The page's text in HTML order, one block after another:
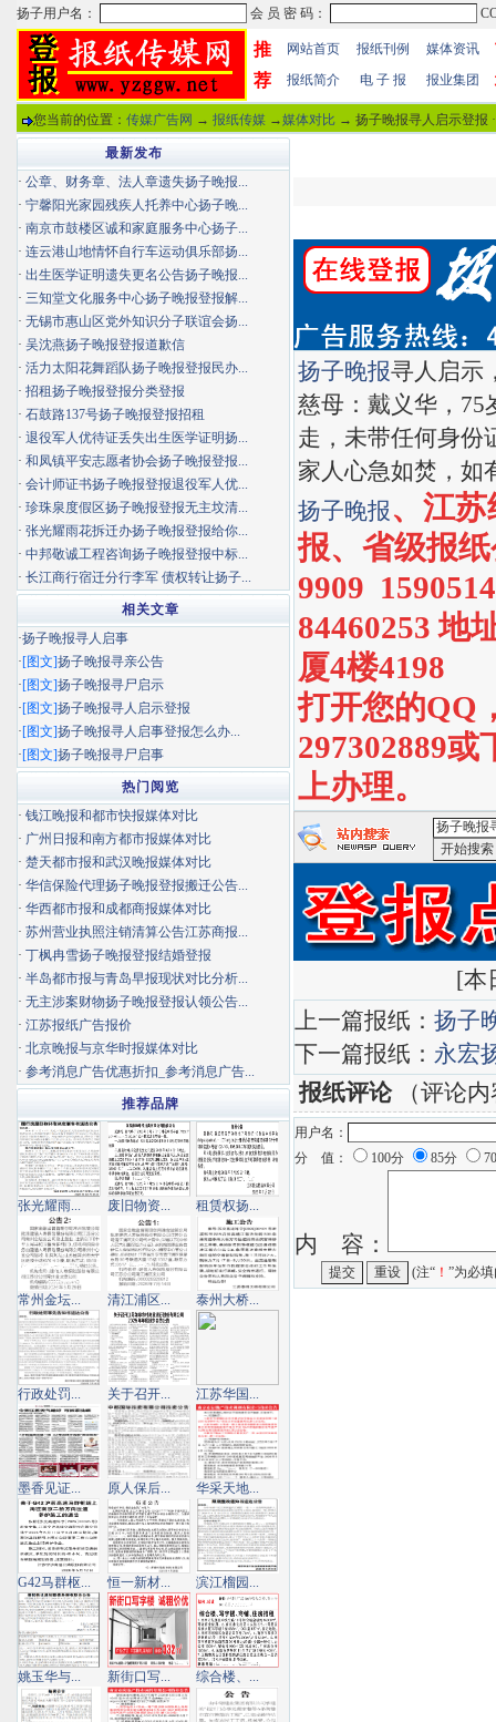
推
荐
网站首页 报纸刊例 媒体资讯
报纸简介 电 子 报 报业集团
您当前的位置： 传媒广告网 → 报纸传媒 →媒体对比 → 扬子晚报寻人启示登报
扬子晚报寻人启示
慈母：戴义华，75
走，未带任何身份
家人心急如焚，如
扬子晚报 、江
报、省级报
9909
84460253 地
厦4楼4198
打开您的QQ
297302889
上办理。
[本
上一篇报纸： 扬子
下一篇报纸： 永宏
报纸评论（评论内
用户名：
分 值：
100分 85分
内 容：
(注“ ！ ”为必
最新发布
· 公章、财务章、法人章遗失扬子晚报...
· 宁馨阳光家园残疾人托养中心扬子晚...
· 南京市鼓楼区诚和家庭服务中心扬子...
· 连云港山地情怀自行车运动俱乐部扬...
· 出生医学证明遗失更名公告扬子晚报...
· 三知堂文化服务中心扬子晚报登报解...
· 无锡市惠山区党外知识分子联谊会扬...
· 吴沈燕扬子晚报登报道歉信
· 活力太阳花舞蹈队扬子晚报登报民办...
· 招租扬子晚报登报分类登报
· 石鼓路137号扬子晚报登报招租
· 退役军人优待证丢失出生医学证明扬...
· 和凤镇平安志愿者协会扬子晚报登报...
· 会计师证书扬子晚报登报退役军人优...
· 珍珠泉度假区扬子晚报登报无主坟清...
· 张光耀雨花拆迁办扬子晚报登报给你...
· 中邦敬诚工程咨询扬子晚报登报中标...
· 长江商行宿迁分行李军 债权转让扬子...
相关文章
·扬子晚报寻人启事
·[图文]扬子晚报寻亲公告
·[图文]扬子晚报寻尸启示
·[图文]扬子晚报寻人启示登报
·[图文]扬子晚报寻人启事登报怎么办...
·[图文]扬子晚报寻尸启事
热门阅览
· 钱江晚报和都市快报媒体对比
· 广州日报和南方都市报媒体对比
· 楚天都市报和武汉晚报媒体对比
· 华信保险代理扬子晚报登报搬迁公告...
· 华西都市报和成都商报媒体对比
· 苏州营业执照注销清算公告江苏商报...
· 丁枫冉雪扬子晚报登报结婚登报
· 半岛都市报与青岛早报现状对比分析...
· 无主涉案财物扬子晚报登报认领公告...
· 江苏报纸广告报价
· 北京晚报与京华时报媒体对比
· 参考消息广告优惠折扣_参考消息广告...
推荐品牌
张光耀雨... 废旧物资... 租赁权扬...
常州金坛... 清江浦区... 泰州大桥...
行政处罚... 关于召开... 江苏华国...
墨香见证... 原人保后... 华采天地...
G42马群枢... 恒一新材... 滨江榴园...
姚玉华与... 新街口写... 综合楼、...